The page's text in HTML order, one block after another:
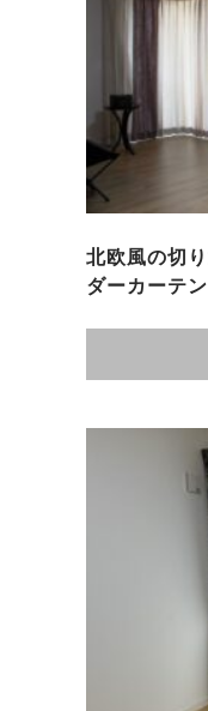
北欧風の切
ダーカーテン